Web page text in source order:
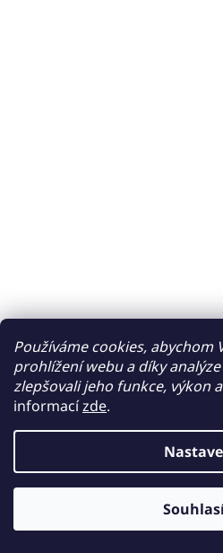
Používáme cookies, abychom
prohlížení webu a díky
zlepšovali jeho funkce, výkon
informacízde.